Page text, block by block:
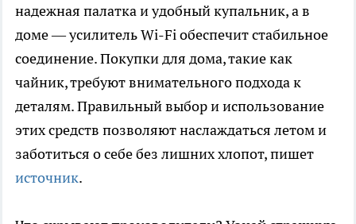
надежная палатка и удобный купальник, а в
доме — усилитель Wi-Fi обеспечит стабильное
соединение. Покупки для дома, такие как
чайник, требуют внимательного подхода к
деталям. Правильный выбор и использование
этих средств позволяют наслаждаться летом и
заботиться о себе без лишних хлопот, пишет
источник.